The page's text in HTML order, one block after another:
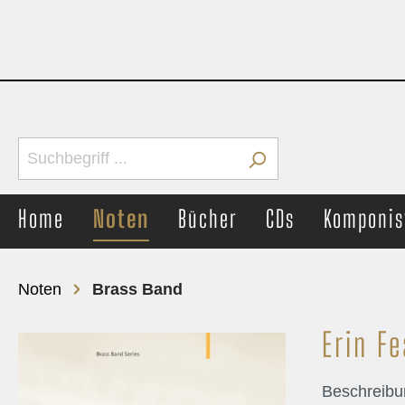
Home Noten Bücher CDs
Noten Brass Band
Erin